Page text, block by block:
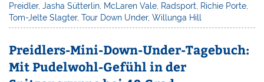
Preidler,Jasha Sütterlin McLaren Vale Radsport Richie Porte
Tom-Jelte Slagter,Tour Down Under,Willunga Hill
Preidlers-Mini-Down-Under-Tagebuch:
Mit Pudelwohl-Gefühl in der